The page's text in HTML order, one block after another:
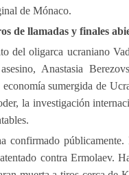
de Mónaco.
de llamadas y finales
del oligarca ucraniano
Anastasia
sumergida de
la investigación
confirmado
contra Ermolaev.